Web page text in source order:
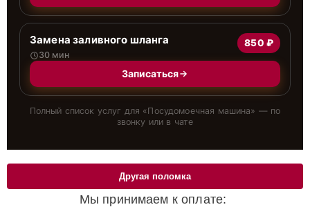
Замена заливного шланга
30 мин
850 ₽
Записаться
Полный список услуг для «Посудомоечная машина» — по
звонку или в чате
Мы принимаем к оплате:
Другая поломка